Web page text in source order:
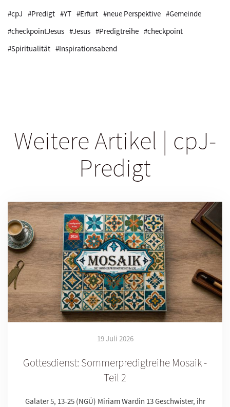
#cpJ #Predigt #YT #Erfurt #neue Perspektive #Gemeinde
#checkpointJesus #Jesus #Predigtreihe #checkpoint
#Spiritualität #Inspirationsabend
Weitere Artikel | cpJ-
Predigt
19 Juli 2026
Gottesdienst: Sommerpredigtreihe Mosaik -
Teil 2
Galater 5, 13-25 (NGÜ) Miriam Wardin 13 Geschwister, ihr